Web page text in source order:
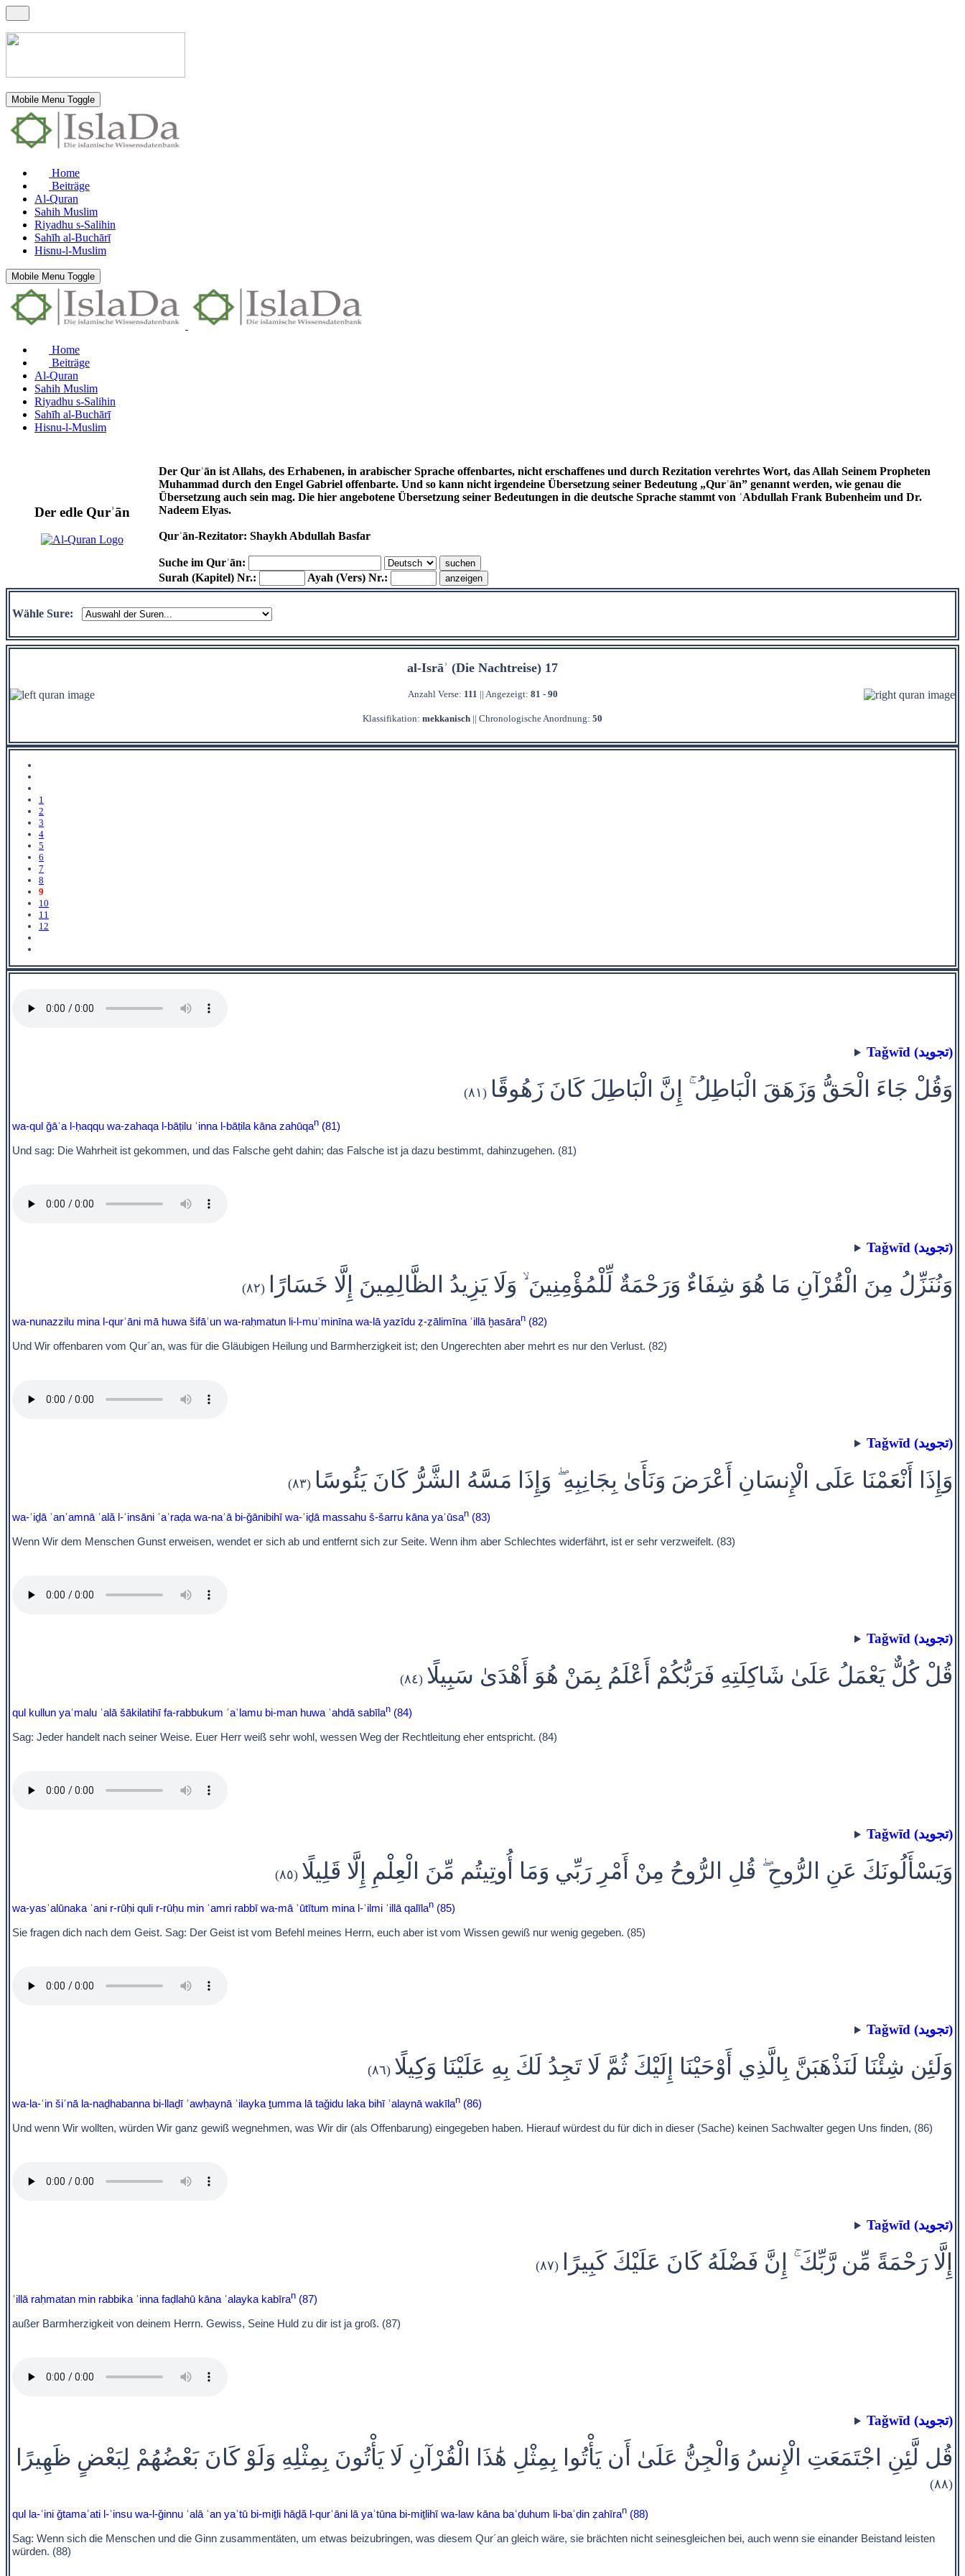
Mobile Menu Toggle
Home
Beiträge
Al-Quran
Sahih Muslim
Riyadhu s-Salihin
Sahīh al-Buchārī
Hisnu-l-Muslim
Mobile Menu Toggle
Home
Beiträge
Al-Quran
Sahih Muslim
Riyadhu s-Salihin
Sahīh al-Buchārī
Hisnu-l-Muslim
Der edle Qurʾān
Der Qurʾān ist Allahs, des Erhabenen, in arabischer Sprache offenbartes, nicht erschaffenes und durch Rezitation verehrtes Wort, das Allah Seinem Propheten
Muhammad durch den Engel Gabriel offenbarte. Und so kann nicht irgendeine Übersetzung seiner Bedeutung „Qurʾān” genannt werden, wie genau die
Übersetzung auch sein mag. Die hier angebotene Übersetzung seiner Bedeutungen in die deutsche Sprache stammt von ʿAbdullah Frank Bubenheim und Dr.
Nadeem Elyas.
Qurʾān-Rezitator: Shaykh Abdullah Basfar
Suche im Qurʾān:
Surah (Kapitel) Nr.:
Ayah (Vers) Nr.:
Wähle Sure:
al-Isrāʾ (Die Nachtreise) 17
Anzahl Verse: 111 || Angezeigt: 81 - 90
Klassifikation: mekkanisch || Chronologische Anordnung: 50
1
2
3
4
5
6
7
8
9
10
11
12
Taǧwīd (تجويد)
وَقُلْ جَاءَ الْحَقُّ وَزَهَقَ الْبَاطِلُ ۚ إِنَّ الْبَاطِلَ كَانَ زَهُوقًا (٨١)
wa-qul ǧāʾa l-ḥaqqu wa-zahaqa l-bāṭilu ʾinna l-bāṭila kāna zahūqan (81)
Und sag: Die Wahrheit ist gekommen, und das Falsche geht dahin; das Falsche ist ja dazu bestimmt, dahinzugehen. (81)
Taǧwīd (تجويد)
وَنُنَزِّلُ مِنَ الْقُرْآنِ مَا هُوَ شِفَاءٌ وَرَحْمَةٌ لِّلْمُؤْمِنِينَ ۙ وَلَا يَزِيدُ الظَّالِمِينَ إِلَّا خَسَارًا (٨٢)
wa-nunazzilu mina l-qurʾāni mā huwa šifāʾun wa-raḥmatun li-l-muʾminīna wa-lā yazīdu ẓ-ẓālimīna ʾillā ḫasāran (82)
Und Wir offenbaren vom Qur´an, was für die Gläubigen Heilung und Barmherzigkeit ist; den Ungerechten aber mehrt es nur den Verlust. (82)
Taǧwīd (تجويد)
وَإِذَا أَنْعَمْنَا عَلَى الْإِنسَانِ أَعْرَضَ وَنَأَىٰ بِجَانِبِهِ ۖ وَإِذَا مَسَّهُ الشَّرُّ كَانَ يَئُوسًا (٨٣)
wa-ʾiḏā ʾanʿamnā ʿală l-ʾinsāni ʾaʿraḍa wa-naʾā bi-ǧānibihī wa-ʾiḏā massahu š-šarru kāna yaʾūsan (83)
Wenn Wir dem Menschen Gunst erweisen, wendet er sich ab und entfernt sich zur Seite. Wenn ihm aber Schlechtes widerfährt, ist er sehr verzweifelt. (83)
Taǧwīd (تجويد)
قُلْ كُلٌّ يَعْمَلُ عَلَىٰ شَاكِلَتِهِ فَرَبُّكُمْ أَعْلَمُ بِمَنْ هُوَ أَهْدَىٰ سَبِيلًا (٨٤)
qul kullun yaʿmalu ʿalā šākilatihī fa-rabbukum ʾaʿlamu bi-man huwa ʾahdā sabīlan (84)
Sag: Jeder handelt nach seiner Weise. Euer Herr weiß sehr wohl, wessen Weg der Rechtleitung eher entspricht. (84)
Taǧwīd (تجويد)
وَيَسْأَلُونَكَ عَنِ الرُّوحِ ۖ قُلِ الرُّوحُ مِنْ أَمْرِ رَبِّي وَمَا أُوتِيتُم مِّنَ الْعِلْمِ إِلَّا قَلِيلًا (٨٥)
wa-yasʾalūnaka ʾani r-rūḥi quli r-rūḥu min ʾamri rabbī wa-mā ʾūtītum mina l-ʿilmi ʾillā qalīlan (85)
Sie fragen dich nach dem Geist. Sag: Der Geist ist vom Befehl meines Herrn, euch aber ist vom Wissen gewiß nur wenig gegeben. (85)
Taǧwīd (تجويد)
وَلَئِن شِئْنَا لَنَذْهَبَنَّ بِالَّذِي أَوْحَيْنَا إِلَيْكَ ثُمَّ لَا تَجِدُ لَكَ بِهِ عَلَيْنَا وَكِيلًا (٨٦)
wa-la-ʾin šiʾnā la-naḏhabanna bi-llaḏī ʾawḥaynā ʾilayka ṯumma lā taǧidu laka bihī ʿalaynā wakīlan (86)
Und wenn Wir wollten, würden Wir ganz gewiß wegnehmen, was Wir dir (als Offenbarung) eingegeben haben. Hierauf würdest du für dich in dieser (Sache) keinen Sachwalter gegen Uns finden, (86)
Taǧwīd (تجويد)
إِلَّا رَحْمَةً مِّن رَّبِّكَ ۚ إِنَّ فَضْلَهُ كَانَ عَلَيْكَ كَبِيرًا (٨٧)
ʾillā raḥmatan min rabbika ʾinna faḍlahū kāna ʿalayka kabīran (87)
außer Barmherzigkeit von deinem Herrn. Gewiss, Seine Huld zu dir ist ja groß. (87)
Taǧwīd (تجويد)
قُل لَّئِنِ اجْتَمَعَتِ الْإِنسُ وَالْجِنُّ عَلَىٰ أَن يَأْتُوا بِمِثْلِ هَٰذَا الْقُرْآنِ لَا يَأْتُونَ بِمِثْلِهِ وَلَوْ كَانَ بَعْضُهُمْ لِبَعْضٍ ظَهِيرًا
(٨٨)
qul la-ʾini ǧtamaʿati l-ʾinsu wa-l-ǧinnu ʿalā ʾan yaʾtū bi-miṯli hāḏă l-qurʾāni lā yaʾtūna bi-miṯlihī wa-law kāna baʿḍuhum li-baʿḍin ẓahīran (88)
Sag: Wenn sich die Menschen und die Ginn zusammentäten, um etwas beizubringen, was diesem Qur´an gleich wäre, sie brächten nicht seinesgleichen bei, auch wenn sie einander Beistand leisten
würden. (88)